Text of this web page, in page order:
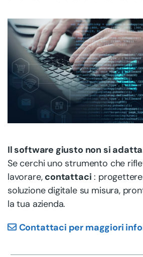
Il software giusto non si
Se cerchi uno strumento che
lavorare, contattaci :
soluzione digitale su misura,
la tua azienda.
Contattaci per maggiori